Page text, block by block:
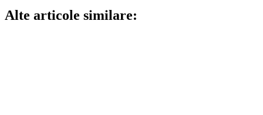
Alte articole similare: